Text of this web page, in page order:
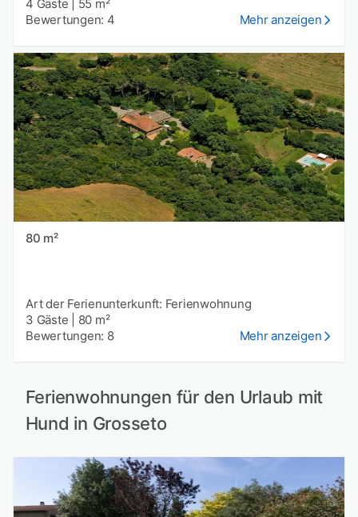
4 Gäste
55 m²
Bewertungen: 4
Mehr anzeigen
80 m²
Art der Ferienunterkunft: Ferienwohnung
3 Gäste
80 m²
Bewertungen: 8
Mehr anzeigen
Ferienwohnungen für den Urlaub mit
Hund in Grosseto